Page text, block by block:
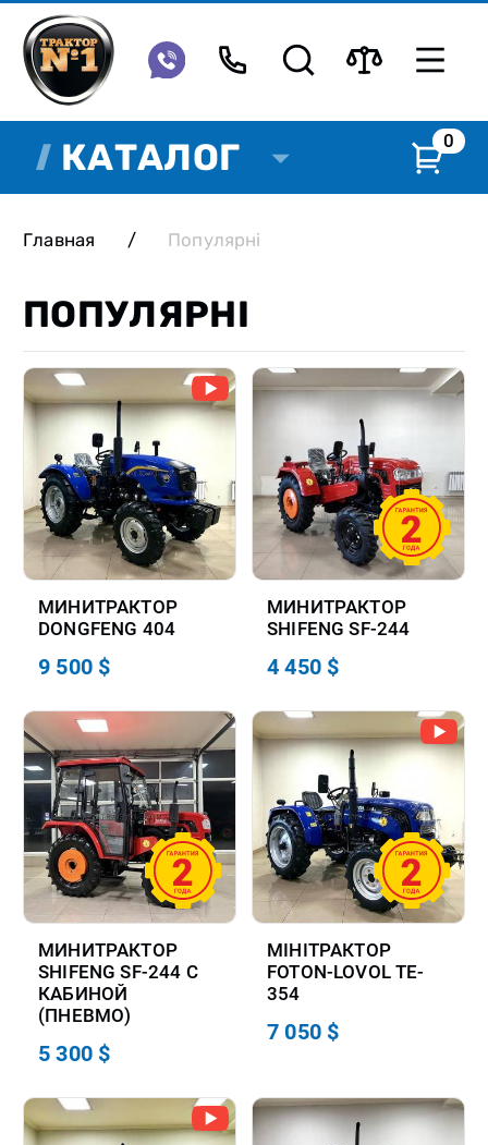
КАТАЛОГ 0
ПОПУЛЯРНІ
Главная / Популярні
МИНИТРАКТОР
DONGFENG 404
9 500 $
МИНИТРАКТОР
SHIFENG SF-244
4 450 $
МИНИТРАКТОР
SHIFENG SF-244 С
КАБИНОЙ
(ПНЕВМО)
5 300 $
МІНІТРАКТОР
FOTON-LOVOL TE-
354
7 050 $